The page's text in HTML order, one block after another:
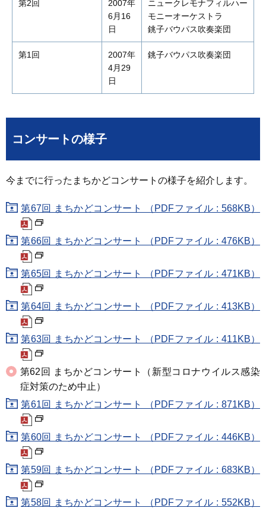
第2回
2007年
6月16
日
ニュークレモナフィルハー
モニーオーケストラ
銚子バウパス吹奏楽団
第1回
2007年
4月29
日
銚子バウパス吹奏楽団
コンサートの様子
今までに行ったまちかどコンサートの様子を紹介します。
第67回 まちかどコンサート （PDFファイル : 568KB）
第66回 まちかどコンサート （PDFファイル : 476KB）
第65回 まちかどコンサート （PDFファイル : 471KB）
第64回 まちかどコンサート （PDFファイル : 413KB）
第63回 まちかどコンサート （PDFファイル : 411KB）
第62回 まちかどコンサート（新型コロナウイルス感染
症対策のため中止）
第61回 まちかどコンサート （PDFファイル : 871KB）
第60回 まちかどコンサート （PDFファイル : 446KB）
第59回 まちかどコンサート （PDFファイル : 683KB）
第58回 まちかどコンサート （PDFファイル : 552KB）